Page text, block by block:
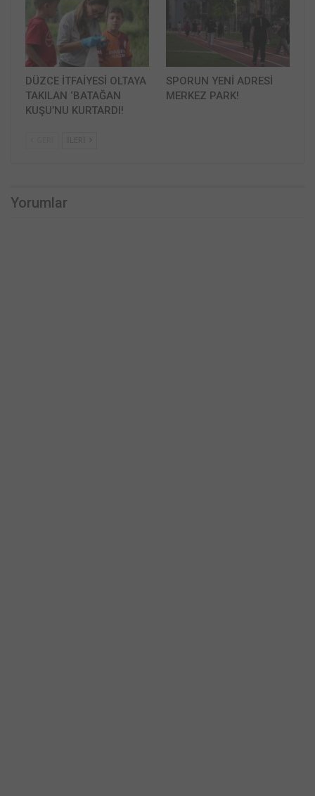
DÜZCE İTFAİYESİ OLTAYA
TAKILAN ‘BATAĞAN
KUŞU’NU KURTARDI!
SPORUN YENİ ADRESİ
MERKEZ PARK!
Yorumlar